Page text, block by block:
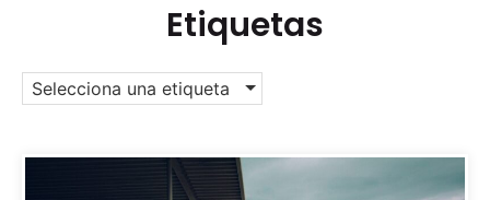
Etiquetas
Selecciona una etiqueta